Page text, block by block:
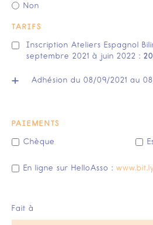
Non
TARIFS
Inscription Ateliers Espagnol
septembre 2021 à juin 2022 :
+ Adhésion du 08/09/2021 au
PAIEMENTS
Chèque
En ligne sur HelloAsso :
Fait à